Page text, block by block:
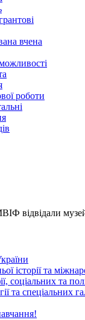
вчена
роботи
відвідали музей
історії та
соціальних та
та спеціальних